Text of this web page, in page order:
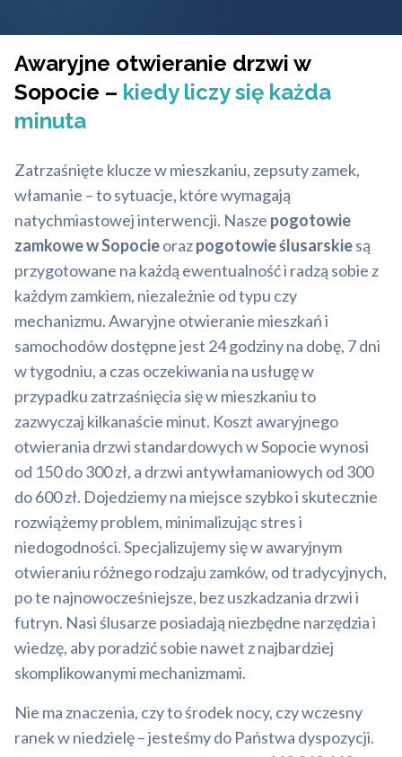
Awaryjne otwieranie drzwi w
Sopocie – kiedy liczy się każda
minuta
Zatrzaśnięte klucze w mieszkaniu, zepsuty zamek,
włamanie – to sytuacje, które wymagają
natychmiastowej interwencji. Nasze pogotowie
zamkowe w Sopocieorazpogotowie ślusarskiesą
przygotowane na każdą ewentualność i radzą sobie z
każdym zamkiem, niezależnie od typu czy
mechanizmu. Awaryjne otwieranie mieszkań i
samochodów dostępne jest 24 godziny na dobę, 7 dni
w tygodniu, a czas oczekiwania na usługę w
przypadku zatrzaśnięcia się w mieszkaniu to
zazwyczaj kilkanaście minut. Koszt awaryjnego
otwierania drzwi standardowych w Sopocie wynosi
od 150 do 300 zł, a drzwi antywłamaniowych od 300
do 600 zł. Dojedziemy na miejsce szybko i skutecznie
rozwiążemy problem, minimalizując stres i
niedogodności. Specjalizujemy się w awaryjnym
otwieraniu różnego rodzaju zamków, od tradycyjnych,
po te najnowocześniejsze, bez uszkadzania drzwi i
futryn. Nasi ślusarze posiadają niezbędne narzędzia i
wiedzę, aby poradzić sobie nawet z najbardziej
skomplikowanymi mechanizmami.
Nie ma znaczenia, czy to środek nocy, czy wczesny
ranek w niedzielę – jesteśmy do Państwa dyspozycji.